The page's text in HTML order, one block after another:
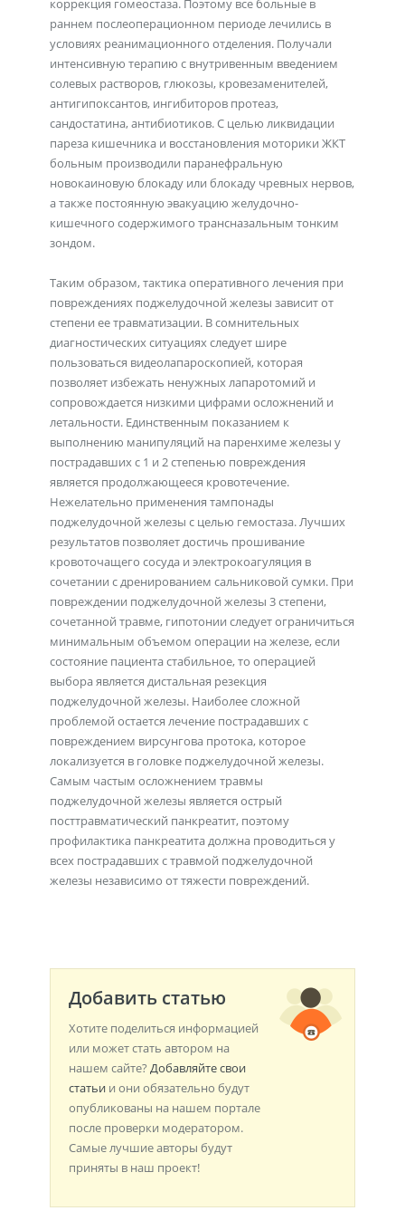
коррекция гомеостаза. Поэтому все больные в
раннем послеоперационном периоде лечились в
условиях реанимационного отделения. Получали
интенсивную терапию с внутривенным введением
солевых растворов, глюкозы, кровезаменителей,
антигипоксантов, ингибиторов протеаз,
сандостатина, антибиотиков. С целью ликвидации
пареза кишечника и восстановления моторики ЖКТ
больным производили паранефральную
новокаиновую блокаду или блокаду чревных нервов,
а также постоянную эвакуацию желудочно-
кишечного содержимого трансназальным тонким
зондом.
Таким образом, тактика оперативного лечения при
повреждениях поджелудочной железы зависит от
степени ее травматизации. В сомнительных
диагностических ситуациях следует шире
пользоваться видеолапароскопией, которая
позволяет избежать ненужных лапаротомий и
сопровождается низкими цифрами осложнений и
летальности. Единственным показанием к
выполнению манипуляций на паренхиме железы у
пострадавших с 1 и 2 степенью повреждения
является продолжающееся кровотечение.
Нежелательно применения тампонады
поджелудочной железы с целью гемостаза. Лучших
результатов позволяет достичь прошивание
кровоточащего сосуда и электрокоагуляция в
сочетании с дренированием сальниковой сумки. При
повреждении поджелудочной железы 3 степени,
сочетанной травме, гипотонии следует ограничиться
минимальным объемом операции на железе, если
состояние пациента стабильное, то операцией
выбора является дистальная резекция
поджелудочной железы. Наиболее сложной
проблемой остается лечение пострадавших с
повреждением вирсунгова протока, которое
локализуется в головке поджелудочной железы.
Самым частым осложнением травмы
поджелудочной железы является острый
посттравматический панкреатит, поэтому
профилактика панкреатита должна проводиться у
всех пострадавших с травмой поджелудочной
железы независимо от тяжести повреждений.
Добавить статью
Хотите поделиться информацией
или может стать автором на
нашем сайте? Добавляйте свои
статьи и они обязательно будут
опубликованы на нашем портале
после проверки модератором.
Самые лучшие авторы будут
приняты в наш проект!